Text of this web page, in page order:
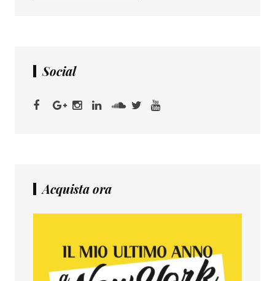
Social
Acquista ora